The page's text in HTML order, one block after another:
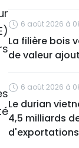
6 août 2026 à
La filière bois
de valeur
6 août 2026 à
Le durian
4,5 milliards
d'exportations